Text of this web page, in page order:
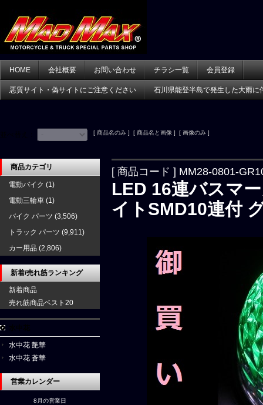
HOME 会社概要 お問い合わせ チラシ一覧 会員登録
悪質サイト・偽サイトにご注意ください 石川県能登半島で発生した大雨に
[ 商品名のみ ] [ 商品名と画像 ] [ 画像のみ ]
[ 商品コード ] MM28-0801-
LED 16連バスマ
イトSMD10連付
商品カテゴリ
電動バイク (1)
電動三輪車 (1)
バイク パーツ (3,506)
トラック パーツ (9,911)
カー用品 (2,806)
新着/売れ筋ランキング
新着商品
売れ筋商品ベスト20
水中花 艶華
水中花 蒼華
営業カレンダー
8月の営業日